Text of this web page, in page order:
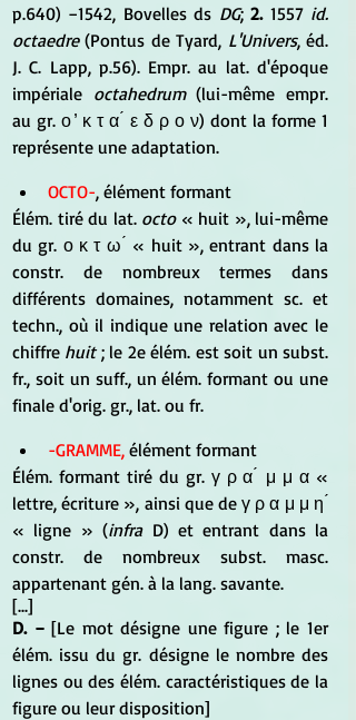
p.640) −1542, Bovelles ds DG; 2. 1557 id.
octaedre (Pontus de Tyard, L'Univers, éd.
J. C. Lapp, p.56). Empr. au lat. d'époque
impériale octahedrum (lui-même empr.
au gr. ο ̓ κ τ α ́ ε δ ρ ο ν) dont la forme 1
représente une adaptation.
OCTO-, élément formant
Élém. tiré du lat. octo « huit », lui-même
du gr. ο κ τ ω ́ « huit », entrant dans la
constr. de nombreux termes dans
différents domaines, notamment sc. et
techn., où il indique une relation avec le
chiffre huit ; le 2e élém. est soit un subst.
fr., soit un suff., un élém. formant ou une
finale d'orig. gr., lat. ou fr.
-GRAMME, élément formant
Élém. formant tiré du gr. γ ρ α ́ μ μ α «
lettre, écriture », ainsi que de γ ρ α μ μ η ́
« ligne » (infra D) et entrant dans la
constr. de nombreux subst. masc.
appartenant gén. à la lang. savante.
[...]
D. − [Le mot désigne une figure ; le 1er
élém. issu du gr. désigne le nombre des
lignes ou des élém. caractéristiques de la
figure ou leur disposition]